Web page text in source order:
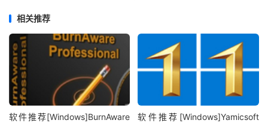
相关推荐
软件推荐[Windows]BurnAware
软件推荐[Windows]Yamicsoft